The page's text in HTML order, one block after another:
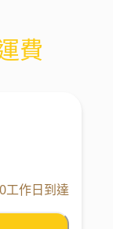
費
工作日到達